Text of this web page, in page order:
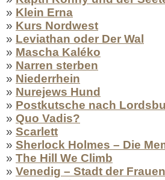
» Klein Erna
» Kurs Nordwest
» Leviathan oder Der Wal
» Mascha Kaléko
» Narren sterben
» Niederrhein
» Nurejews Hund
» Postkutsche nach
» Quo Vadis?
» Scarlett
» Sherlock Holmes – Die
» The Hill We Climb
» Venedig – Stadt der Frauen